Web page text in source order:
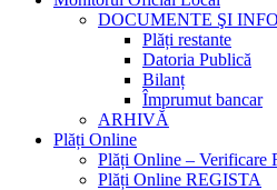
DOCUMENTE ŞI
Plăți restante
Datoria Publică
Bilanț
Împrumut bancar
ARHIVĂ
Plăți Online
Plăți Online – Verificare
Plăți Online REGISTA